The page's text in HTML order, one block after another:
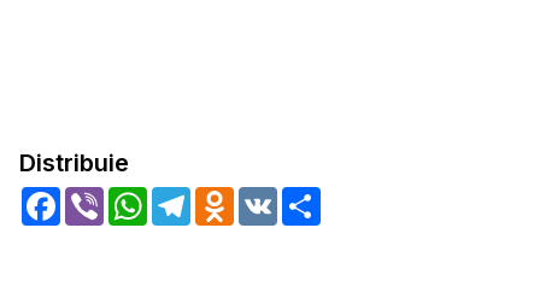
Distribuie
Facebook
Viber WhatsApp
TelegramOdnoklassniki
VK